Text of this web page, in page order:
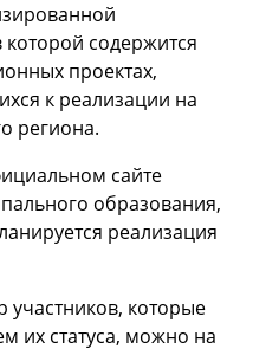
содержится
проектах,
к реализации на
региона.
сайте
образования,
реализация
участников, которые
их статуса, можно на